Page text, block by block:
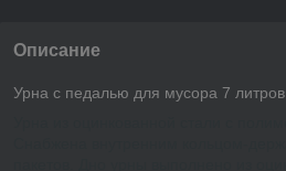
Описание
Урна с педалью для мусора 7 литров